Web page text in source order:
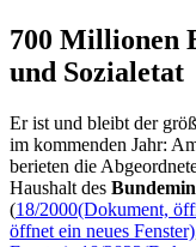
700 Millionen
und Sozialetat
Er ist und bleibt der
im kommenden Jahr:
berieten die
Haushalt des
(18/2000(Dokument,
öffnet ein neues Fenster)